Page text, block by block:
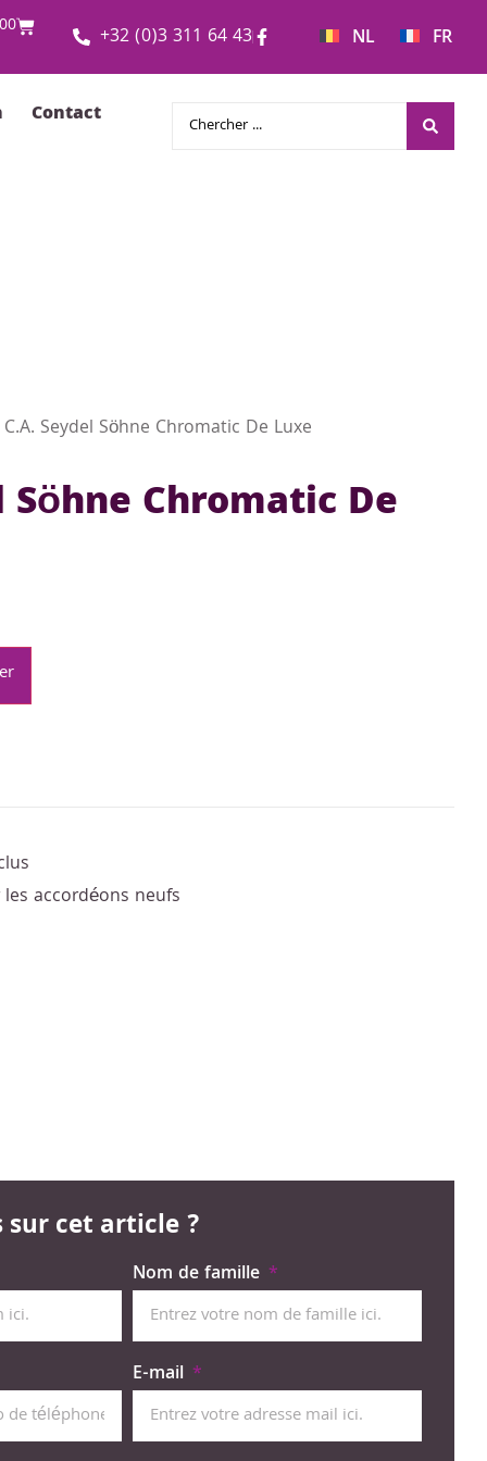
+32 (0)3 311 64 43 NL FR
Contact
Seydel Söhne Chromatic De Luxe
Söhne Chromatic De
accordéons neufs
sur cet article ?
Nom de famille
E-mail